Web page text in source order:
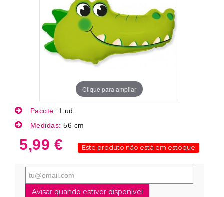
Clique para ampliar
Pacote: 1 ud
Medidas: 56 cm
5,99 € Este produto não está em estoque
Avisar quando estiver disponível